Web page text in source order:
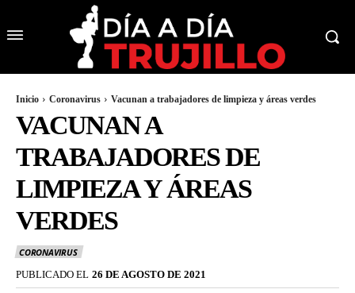
Inicio Coronavirus Vacunan a trabajadores de limpieza y áreas verdes
VACUNAN A
TRABAJADORES DE
LIMPIEZA Y ÁREAS
VERDES
CORONAVIRUS
PUBLICADO EL 26 DE AGOSTO DE 2021